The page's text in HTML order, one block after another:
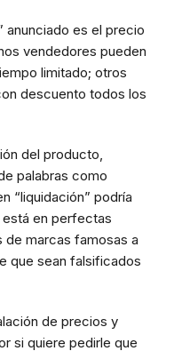
anunciado es el precio
vendedores pueden
limitado; otros
descuento todos los
del producto,
palabras como
“liquidación” podría
en perfectas
de marcas famosas a
que sean falsificados
de precios y
si quiere pedirle que